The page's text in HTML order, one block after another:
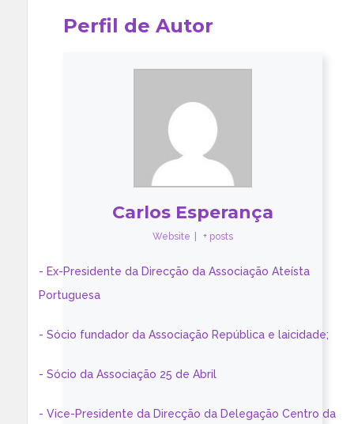
Perfil de Autor
Carlos Esperança
Website + posts
- Ex-Presidente da Direcção da Associação Ateísta
Portuguesa
- Sócio fundador da Associação República e laicidade;
- Sócio da Associação 25 de Abril
- Vice-Presidente da Direcção da Delegação Centro da